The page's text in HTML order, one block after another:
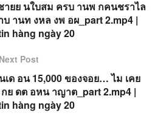
ายย นใบสม ครบ านพ กคนชราไล
านท งหล งพ อผ_part 2.mp4 |
hàng ngày 20
Next Post
เด อน 15,000 ของจอย… ไม เคย
ย ดต อหน าญาต_part 2.mp4 |
hàng ngày 20